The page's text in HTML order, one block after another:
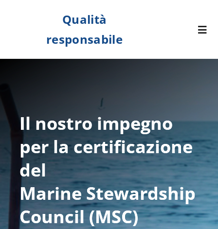
Qualità
responsabile
Downloads
Il nostro impegno
per la certificazione
del
Marine Stewardship
Council (MSC)